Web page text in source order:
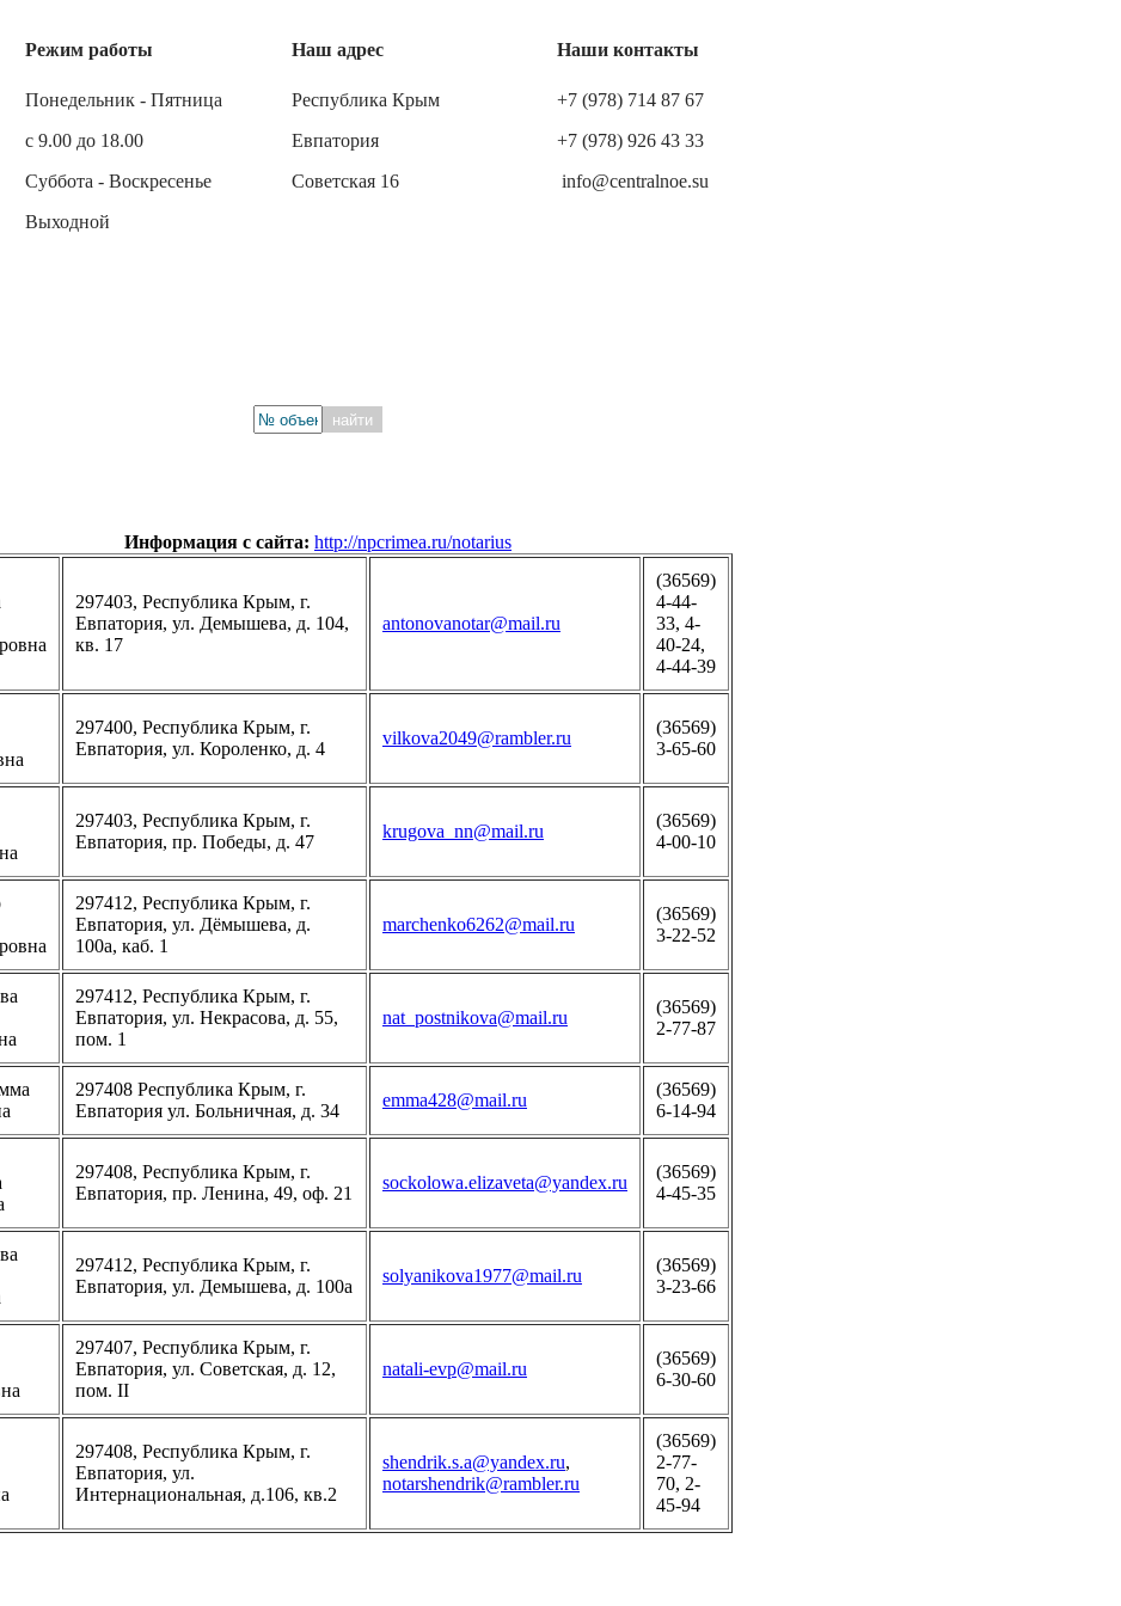
Режим работы
Понедельник - Пятница
с 9.00 до 18.00
Суббота - Воскресенье
Выходной
Наш адрес
Республика Крым
Евпатория
Советская 16
Наши контакты
+7 (978) 714 87 67
+7 (978) 926 43 33
info@centralnoe.su
найти
Информация с сайта: http://npcrimea.ru/notarius
297403, Республика Крым, г.
Евпатория, ул. Демышева, д. 104,
кв. 17
antonovanotar@mail.ru
(36569)
4-44-
33, 4-
40-24,
4-44-39
297400, Республика Крым, г.
Евпатория, ул. Короленко, д. 4
vilkova2049@rambler.ru
(36569)
3-65-60
297403, Республика Крым, г.
Евпатория, пр. Победы, д. 47
krugova_nn@mail.ru
(36569)
4-00-10
297412, Республика Крым, г.
Евпатория, ул. Дёмышева, д.
100а, каб. 1
marchenko6262@mail.ru
(36569)
3-22-52
297412, Республика Крым, г.
Евпатория, ул. Некрасова, д. 55,
пом. 1
nat_postnikova@mail.ru
(36569)
2-77-87
297408 Республика Крым, г.
Евпатория ул. Больничная, д. 34
emma428@mail.ru
(36569)
6-14-94
297408, Республика Крым, г.
Евпатория, пр. Ленина, 49, оф. 21
sockolowa.elizaveta@yandex.ru
(36569)
4-45-35
297412, Республика Крым, г.
Евпатория, ул. Демышева, д. 100а
solyanikova1977@mail.ru
(36569)
3-23-66
297407, Республика Крым, г.
Евпатория, ул. Советская, д. 12,
пом. ІІ
natali-evp@mail.ru
(36569)
6-30-60
297408, Республика Крым, г.
Евпатория, ул.
Интернациональная, д.106, кв.2
shendrik.s.a@yandex.ru,
notarshendrik@rambler.ru
(36569)
2-77-
70, 2-
45-94